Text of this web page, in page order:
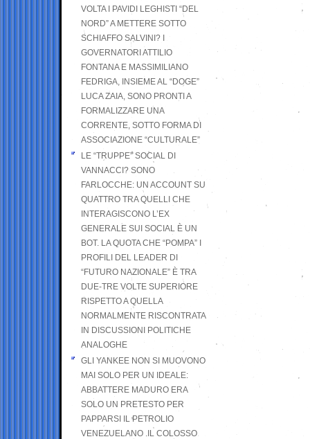
VOLTA I PAVIDI LEGHISTI “DEL
NORD” A METTERE SOTTO
SCHIAFFO SALVINI? I
GOVERNATORI ATTILIO
FONTANA E MASSIMILIANO
FEDRIGA, INSIEME AL “DOGE”
LUCA ZAIA, SONO PRONTI A
FORMALIZZARE UNA
CORRENTE, SOTTO FORMA DI
ASSOCIAZIONE “CULTURALE”
LE “TRUPPE” SOCIAL DI
VANNACCI? SONO
FARLOCCHE: UN ACCOUNT SU
QUATTRO TRA QUELLI CHE
INTERAGISCONO L’EX
GENERALE SUI SOCIAL È UN
BOT. LA QUOTA CHE “POMPA” I
PROFILI DEL LEADER DI
“FUTURO NAZIONALE” È TRA
DUE-TRE VOLTE SUPERIORE
RISPETTO A QUELLA
NORMALMENTE RISCONTRATA
IN DISCUSSIONI POLITICHE
ANALOGHE
GLI YANKEE NON SI MUOVONO
MAI SOLO PER UN IDEALE:
ABBATTERE MADURO ERA
SOLO UN PRETESTO PER
PAPPARSI IL PETROLIO
VENEZUELANO .IL COLOSSO